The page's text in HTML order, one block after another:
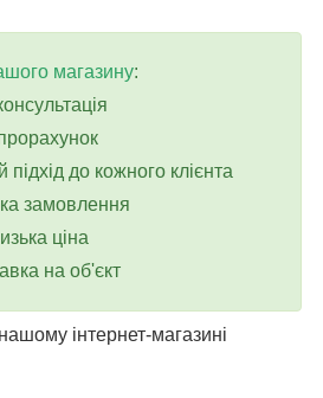
магазину:
підхід до кожного клієнта
замовлення
ціна
на об'єкт
інтернет-магазині